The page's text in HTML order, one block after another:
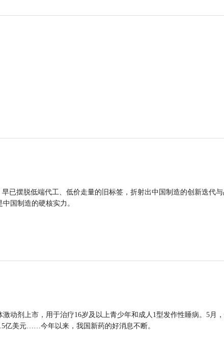
已摆脱低端代工、低价走量的旧标签，折射出中国制造的创新迭代
国制造的硬核实力。
动剂上市，用于治疗16岁及以上青少年和成人1型发作性睡病。5月
亿美元……今年以来，我国新药的好消息不断。